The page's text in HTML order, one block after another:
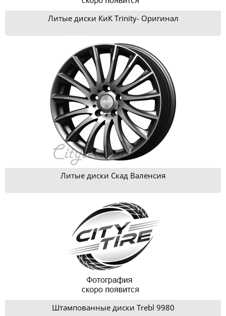
Литые диски КиК Trinity- Оригинал
Литые диски Скад Валенсия
Штампованные диски Trebl 9980